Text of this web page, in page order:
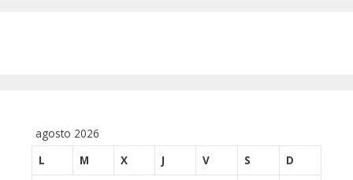
agosto 2026
L
M X J V S
D